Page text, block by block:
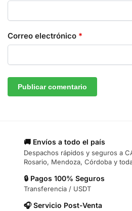
Correo electrónico *
🚚 Envíos a todo el país
Despachos rápidos y seguros a
Rosario, Mendoza, Córdoba y
🔒 Pagos 100% Seguros
Transferencia / USDT
🎧 Servicio Post-Venta